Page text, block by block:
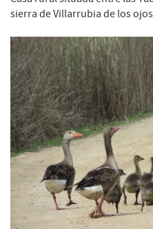
sierra de Villarrubia de los